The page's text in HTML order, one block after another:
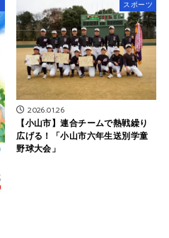
スポーツ
2026.01.26
【小山市】連合チームで熱戦繰り
広げる！「小山市六年生送別学童
野球大会」